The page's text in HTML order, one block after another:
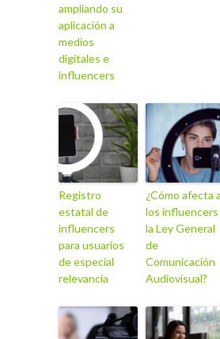
ampliando su
aplicación a
medios
digitales e
influencers
Registro
estatal de
influencers
para usuarios
de especial
relevancia
¿Cómo afecta a
los influencers
la Ley General
de
Comunicación
Audiovisual?